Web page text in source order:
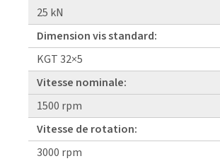
25 kN
Dimension vis standard:
KGT 32×5
Vitesse nominale:
1500 rpm
Vitesse de rotation:
3000 rpm